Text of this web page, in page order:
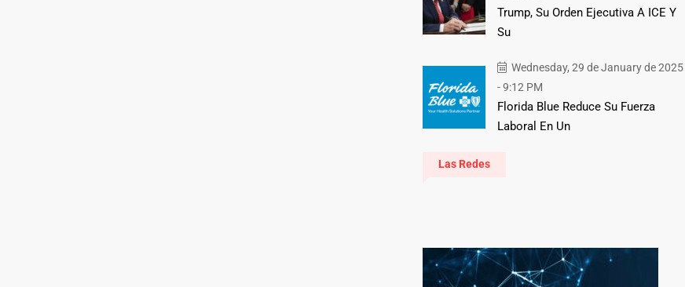
Trump, Su Orden Ejecutiva A ICE Y
Su
Wednesday, 29 de January de 2025
- 9:12 PM
Florida Blue Reduce Su Fuerza
Laboral En Un
Las Redes